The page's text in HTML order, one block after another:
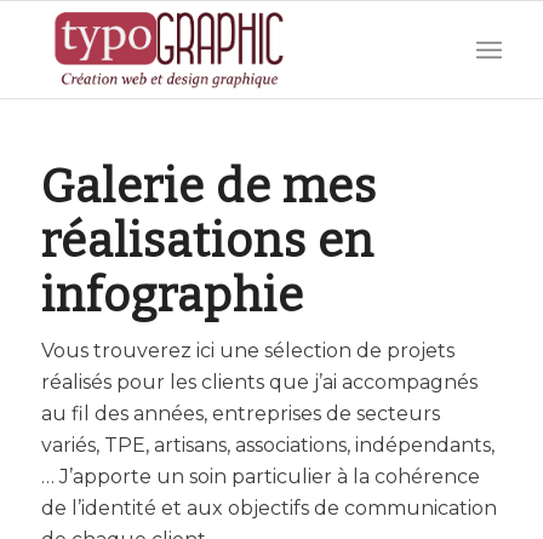
Galerie de mes
réalisations en
infographie
Vous trouverez ici une sélection de projets
réalisés pour les clients que j’ai accompagnés
au fil des années, entreprises de secteurs
variés, TPE, artisans, associations, indépendants,
… J’apporte un soin particulier à la cohérence
de l’identité et aux objectifs de communication